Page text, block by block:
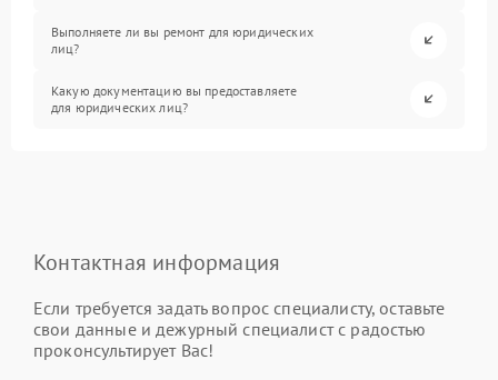
Выполняете ли вы ремонт для юридических
лиц?
Какую документацию вы предоставляете
для юридических лиц?
Контактная информация
Если требуется задать вопрос специалисту, оставьте
свои данные и дежурный специалист с радостью
проконсультирует Вас!